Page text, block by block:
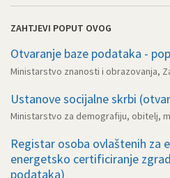
ZAHTJEVI POPUT OVOG
Otvaranje baze podataka -
Ministarstvo znanosti i obrazovanja,
Ustanove socijalne skrbi
Ministarstvo za demografiju, obitelj,
Registar osoba ovlaštenih za
energetsko certificiranje
podataka)